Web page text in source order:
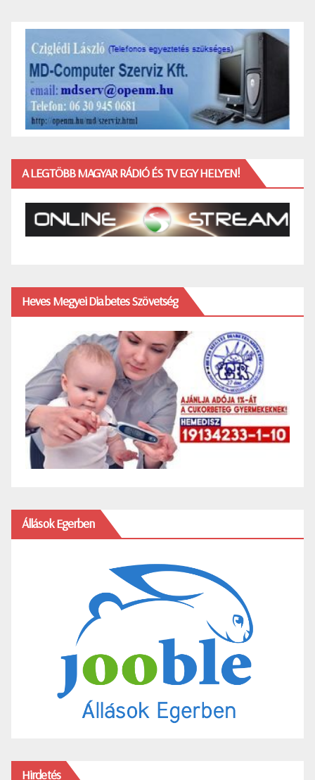
A LEGTÖBB MAGYAR RÁDIÓ ÉS TV EGY HELYEN!
Heves Megyei Diabetes Szövetség
Állások Egerben
Hirdetés